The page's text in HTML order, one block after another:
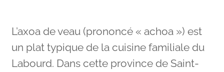
L’axoa de veau (prononcé « achoa ») est
un plat typique de la cuisine familiale du
Labourd. Dans cette province de Saint-